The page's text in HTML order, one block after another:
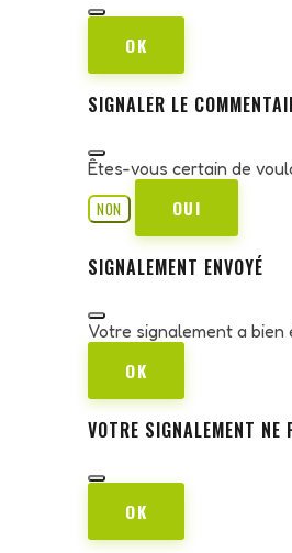
OK
SIGNALER LE
Êtes-vous certain de
NON
OUI
SIGNALEMENT ENVOYÉ
Votre signalement a bien
OK
VOTRE SIGNALEMENT NE
OK